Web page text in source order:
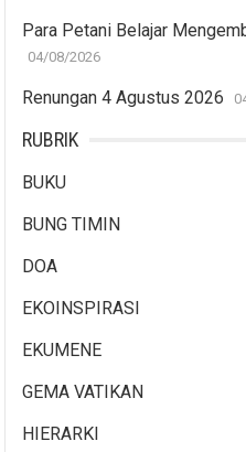
Para Petani Belajar
04/08/2026
Renungan 4 Agustus 2026
RUBRIK
BUKU
BUNG TIMIN
DOA
EKOINSPIRASI
EKUMENE
GEMA VATIKAN
HIERARKI